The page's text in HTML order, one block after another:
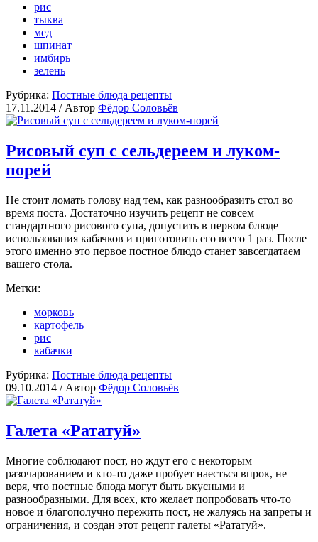
рис
тыква
мед
шпинат
имбирь
зелень
Рубрика: Постные блюда рецепты
17.11.2014 /Автор Фёдор Соловьёв
Рисовый суп с сельдереем и луком-
порей
Не стоит ломать голову над тем, как разнообразить стол во
время поста. Достаточно изучить рецепт не совсем
стандартного рисового супа, допустить в первом блюде
использования кабачков и приготовить его всего 1 раз. После
этого именно это первое постное блюдо станет завсегдатаем
вашего стола.
Метки:
морковь
картофель
рис
кабачки
Рубрика: Постные блюда рецепты
09.10.2014 / Автор Фёдор Соловьёв
Галета «Рататуй»
Многие соблюдают пост, но ждут его с некоторым
разочарованием и кто-то даже пробует наесться впрок, не
веря, что постные блюда могут быть вкусными и
разнообразными. Для всех, кто желает попробовать что-то
новое и благополучно пережить пост, не жалуясь на запреты и
ограничения, и создан этот рецепт галеты «Рататуй».